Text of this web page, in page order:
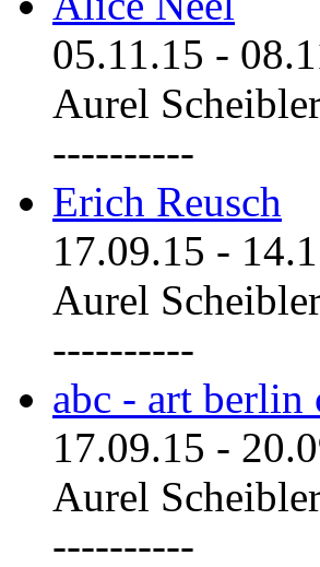
05.11.15 -
Aurel
----------
Erich Reusch
17.09.15 -
Aurel
----------
abc - art berlin
17.09.15 -
Aurel
----------